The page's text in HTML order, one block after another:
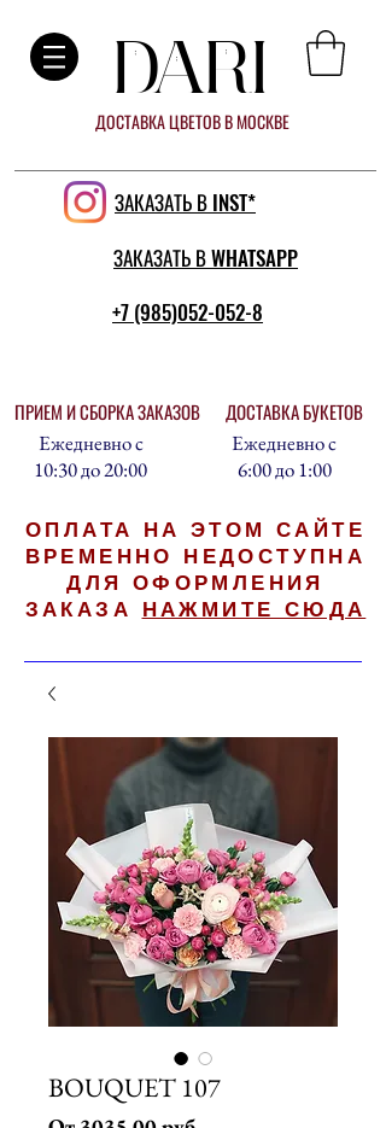
ДОСТАВКА ЦВЕТОВ В МОСКВЕ
DARI
ЗАКАЗАТЬ В INST*
ЗАКАЗАТЬ В WHATSAPP
+7 (985)052-052-8
ПРИЕМ И СБОРКА ЗАКАЗОВ
Ежедневно с
10:30 до 20:00
ДОСТАВКА БУКЕТОВ
Ежедневно с
6:00 до 1:00
ОПЛАТА НА ЭТОМ САЙТЕ
ВРЕМЕННО НЕДОСТУПНА
ДЛЯ ОФОРМЛЕНИЯ
ЗАКАЗА НАЖМИТЕ СЮДА
BOUQUET 107